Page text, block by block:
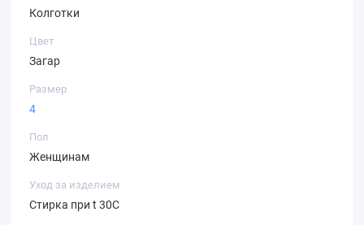
Колготки
Цвет
Загар
Размер
4
Пол
Женщинам
Уход за изделием
Стирка при t 30С